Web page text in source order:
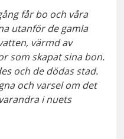
får bo och våra
utanför de gamla
värmd av
som skapat sina bon.
och de dödas stad.
och varsel om det
i nuets